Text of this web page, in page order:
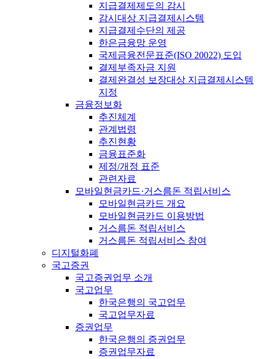
지급결제제도의 감시
감시대상 지급결제시스템
지급결제수단의 제공
한은금융망 운영
국제금융전문표준(ISO 20022) 도입
결제부족자금 지원
결제완결성 보장대상 지급결제시스템
지정
금융정보화
추진체계
관계법령
추진현황
금융표준화
제정/개정 표준
관련자료
모바일현금카드·거스름돈 적립서비스
모바일현금카드 개요
모바일현금카드 이용방법
거스름돈 적립서비스
거스름돈 적립서비스 참여
디지털화폐
국고증권
국고증권업무 소개
국고업무
한국은행의 국고업무
국고업무자료
증권업무
한국은행의 증권업무
증권업무자료